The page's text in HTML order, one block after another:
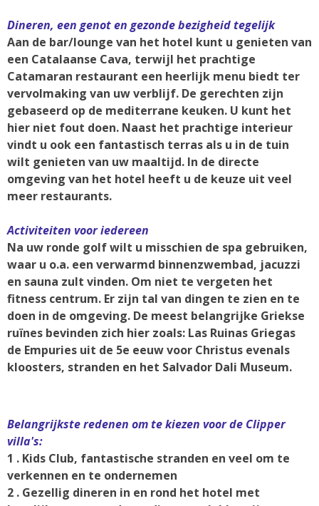
Dineren, een genot en gezonde bezigheid tegelijk
Aan de bar/lounge van het hotel kunt u genieten van
een Catalaanse Cava, terwijl het prachtige
Catamaran restaurant een heerlijk menu biedt ter
vervolmaking van uw verblijf. De gerechten zijn
gebaseerd op de mediterrane keuken. U kunt het
hier niet fout doen. Naast het prachtige interieur
vindt u ook een fantastisch terras als u in de tuin
wilt genieten van uw maaltijd. In de directe
omgeving van het hotel heeft u de keuze uit veel
meer restaurants.
Activiteiten voor iedereen
Na uw ronde golf wilt u misschien de spa gebruiken,
waar u o.a. een verwarmd binnenzwembad, jacuzzi
en sauna zult vinden. Om niet te vergeten het
fitness centrum. Er zijn tal van dingen te zien en te
doen in de omgeving. De meest belangrijke Griekse
ruïnes bevinden zich hier zoals: Las Ruinas Griegas
de Empuries uit de 5e eeuw voor Christus evenals
kloosters, stranden en het Salvador Dali Museum.
Belangrijkste redenen om te kiezen voor de Clipper
villa's:
1 . Kids Club, fantastische stranden en veel om te
verkennen en te ondernemen
2 . Gezellig dineren in en rond het hotel met